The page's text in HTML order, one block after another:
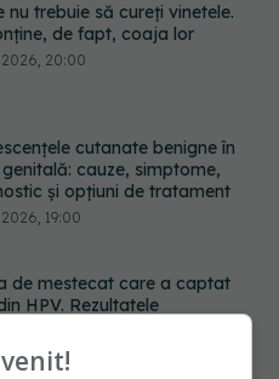
cutanate benigne în
cauze, simptome,
și opțiuni de tratament
de mestecat care a captat
HPV. Rezultatele
vin însă doar din
de concediu avem nevoie
an? Răspunsul oferit de un
17:00